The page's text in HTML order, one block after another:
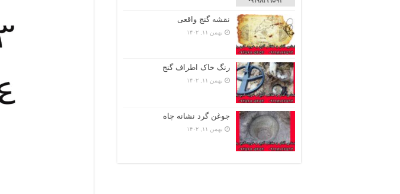
نقشه گنج واقعی
بهمن ۱۱, ۱۴۰۲
رنگ خاک اطراف گنج
بهمن ۱۱, ۱۴۰۲
جوغن گرد نشانه چاه
بهمن ۱۱, ۱۴۰۲